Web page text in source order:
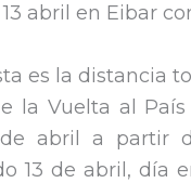
abril en Eibar
es la distancia
la Vuelta al
abril a partir
13 de abril, día